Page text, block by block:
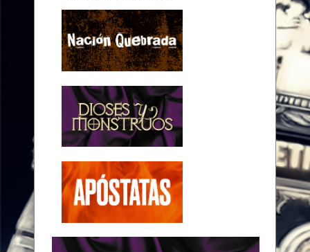
Browse: Home /
Primer avance de Mago: La Ascensión